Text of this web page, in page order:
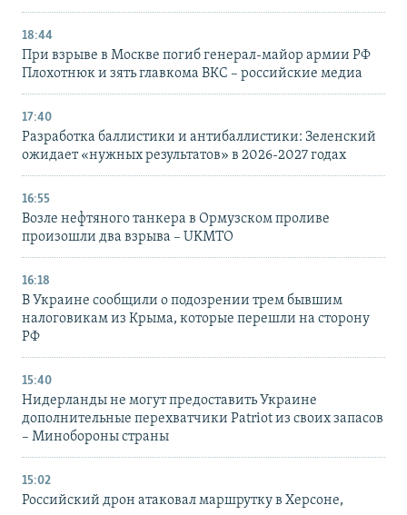
18:44
При взрыве в Москве погиб генерал-майор армии РФ
Плохотнюк и зять главкома ВКС – российские медиа
17:40
Разработка баллистики и антибаллистики: Зеленский
ожидает «нужных результатов» в 2026-2027 годах
16:55
Возле нефтяного танкера в Ормузском проливе
произошли два взрыва – UKMTO
16:18
В Украине сообщили о подозрении трем бывшим
налоговикам из Крыма, которые перешли на сторону
РФ
15:40
Нидерланды не могут предоставить Украине
дополнительные перехватчики Patriot из своих запасов
– Минобороны страны
15:02
Российский дрон атаковал маршрутку в Херсоне,